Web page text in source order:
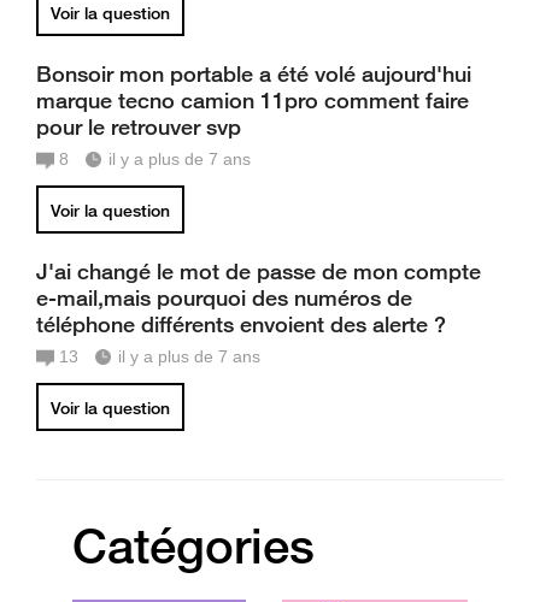
Voir la question
Bonsoir mon portable a été volé aujourd'hui
marque tecno camion 11pro comment faire
pour le retrouver svp
8 il y a plus de 7 ans
Voir la question
J'ai changé le mot de passe de mon compte
e-mail,mais pourquoi des numéros de
téléphone différents envoient des alerte ?
13 il y a plus de 7 ans
Voir la question
Catégories